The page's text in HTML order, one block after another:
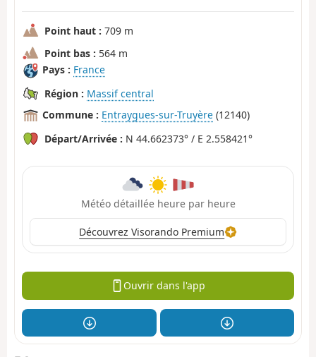
Point haut : 709 m
Point bas : 564 m
Pays : France
Région : Massif central
Commune : Entraygues-sur-Truyère (12140)
Départ/Arrivée : N 44.662373° / E 2.558421°
Météo détaillée heure par heure
Découvrez Visorando Premium
Ouvrir dans l'app